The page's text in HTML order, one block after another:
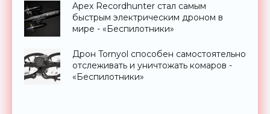
Apex Recordhunter стал самым
быстрым электрическим дроном в
мире - «Беспилотники»
Дрон Tornyol способен самостоятельно
отслеживать и уничтожать комаров -
«Беспилотники»